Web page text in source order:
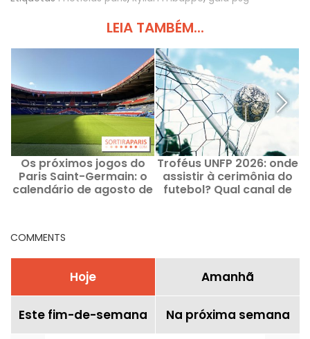
LEIA TAMBÉM...
Os próximos jogos do
Paris Saint-Germain: o
calendário de agosto de
Troféus UNFP 2026: onde
assistir à cerimônia do
futebol? Qual canal de
COMMENTS
Hoje Amanhã
Este fim-de-semana Na próxima semana